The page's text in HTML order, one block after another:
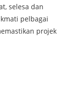
selesa dan
pelbagai
projek